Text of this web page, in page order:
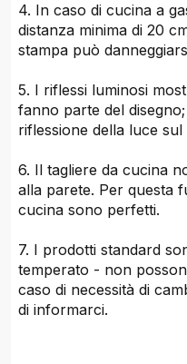
4. In caso di cucina a
distanza minima di 20
stampa può
5. I riflessi luminosi
fanno parte del
riflessione della luce sul
6. Il tagliere da cucina
alla parete. Per questa
cucina sono perfetti.
7. I prodotti standard
temperato - non
caso di necessità di
di informarci.